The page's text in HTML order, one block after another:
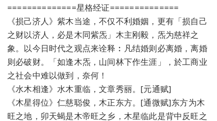
==============星格经证==============
《损己济人》紫木当途，不仅不利婚姻，更有「损自己
之财以济人，必是木同紫炁」木主刚毅，炁为慈祥之
象。以今日时代之观点来诠释︰凡结婚则必离婚，离婚
则必破财。「如逢木炁，山间林下作生涯」，於工商业
之社会中难以做到，奈何！
《水木相逢》水木重临，文章秀丽。[元通赋]
《木星得位》仁慈聪俊，木正东方。[通微赋]东方为木
旺之地，卯天蝎是木帝旺之乡，木星临此是背中反旺之